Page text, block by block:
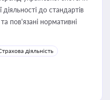
діяльності до стандартів
пов'язані нормативні
діяльність